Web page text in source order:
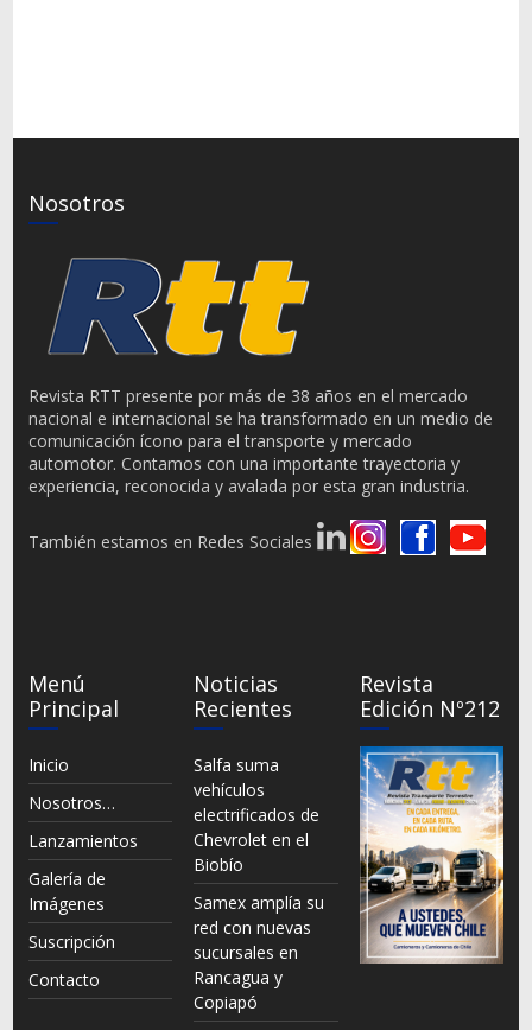
Nosotros
Revista RTT presente por más de 38 años en el mercado
nacional e internacional se ha transformado en un medio de
comunicación ícono para el transporte y mercado
automotor. Contamos con una importante trayectoria y
experiencia, reconocida y avalada por esta gran industria.
También estamos en Redes Sociales
Menú
Principal
Inicio
Nosotros…
Lanzamientos
Galería de
Imágenes
Suscripción
Contacto
Noticias
Recientes
Salfa suma
vehículos
electrificados de
Chevrolet en el
Biobío
Samex amplía su
red con nuevas
sucursales en
Rancagua y
Copiapó
Revista
Edición Nº212